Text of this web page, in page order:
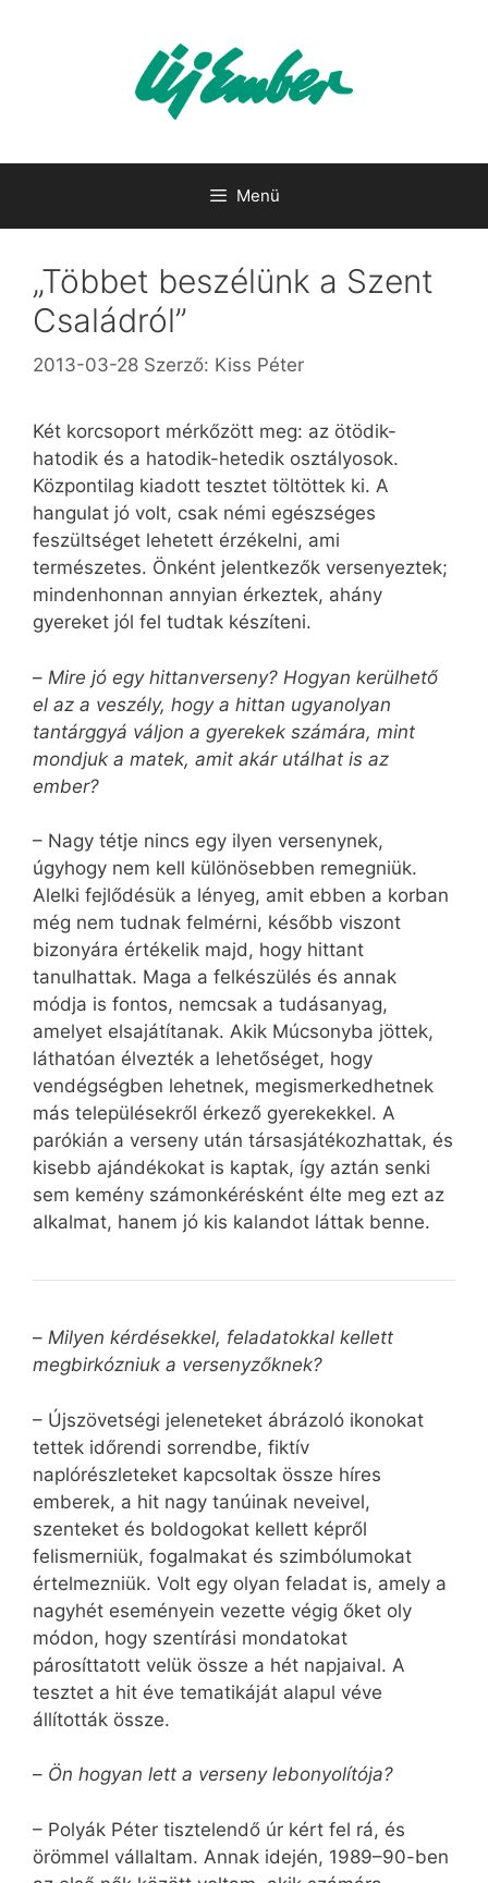
Menü
„Többet beszélünk a Szent
Családról”
2013-03-28 Szerző: Kiss Péter
Két korcsoport mérkőzött meg: az ötödik-
hatodik és a hatodik-hetedik osztályosok.
Központilag kiadott tesztet töltöttek ki. A
hangulat jó volt, csak némi egészséges
feszültséget lehetett érzékelni, ami
természetes. Önként jelentkezők versenyeztek;
mindenhonnan annyian érkeztek, ahány
gyereket jól fel tudtak készíteni.
– Mire jó egy hittanverseny? Hogyan kerülhető
el az a veszély, hogy a hittan ugyanolyan
tantárggyá váljon a gyerekek számára, mint
mondjuk a matek, amit akár utálhat is az
ember?
– Nagy tétje nincs egy ilyen versenynek,
úgyhogy nem kell különösebben remegniük.
Alelki fejlődésük a lényeg, amit ebben a korban
még nem tudnak felmérni, később viszont
bizonyára értékelik majd, hogy hittant
tanulhattak. Maga a felkészülés és annak
módja is fontos, nemcsak a tudásanyag,
amelyet elsajátítanak. Akik Múcsonyba jöttek,
láthatóan élvezték a lehetőséget, hogy
vendégségben lehetnek, megismerkedhetnek
más településekről érkező gyerekekkel. A
parókián a verseny után társasjátékozhattak, és
kisebb ajándékokat is kaptak, így aztán senki
sem kemény számonkérésként élte meg ezt az
alkalmat, hanem jó kis kalandot láttak benne.
– Milyen kérdésekkel, feladatokkal kellett
megbirkózniuk a versenyzőknek?
– Újszövetségi jeleneteket ábrázoló ikonokat
tettek időrendi sorrendbe, fiktív
naplórészleteket kapcsoltak össze híres
emberek, a hit nagy tanúinak neveivel,
szenteket és boldogokat kellett képről
felismerniük, fogalmakat és szimbólumokat
értelmezniük. Volt egy olyan feladat is, amely a
nagyhét eseményein vezette végig őket oly
módon, hogy szentírási mondatokat
párosíttatott velük össze a hét napjaival. A
tesztet a hit éve tematikáját alapul véve
állították össze.
– Ön hogyan lett a verseny lebonyolítója?
– Polyák Péter tisztelendő úr kért fel rá, és
örömmel vállaltam. Annak idején, 1989–90-ben